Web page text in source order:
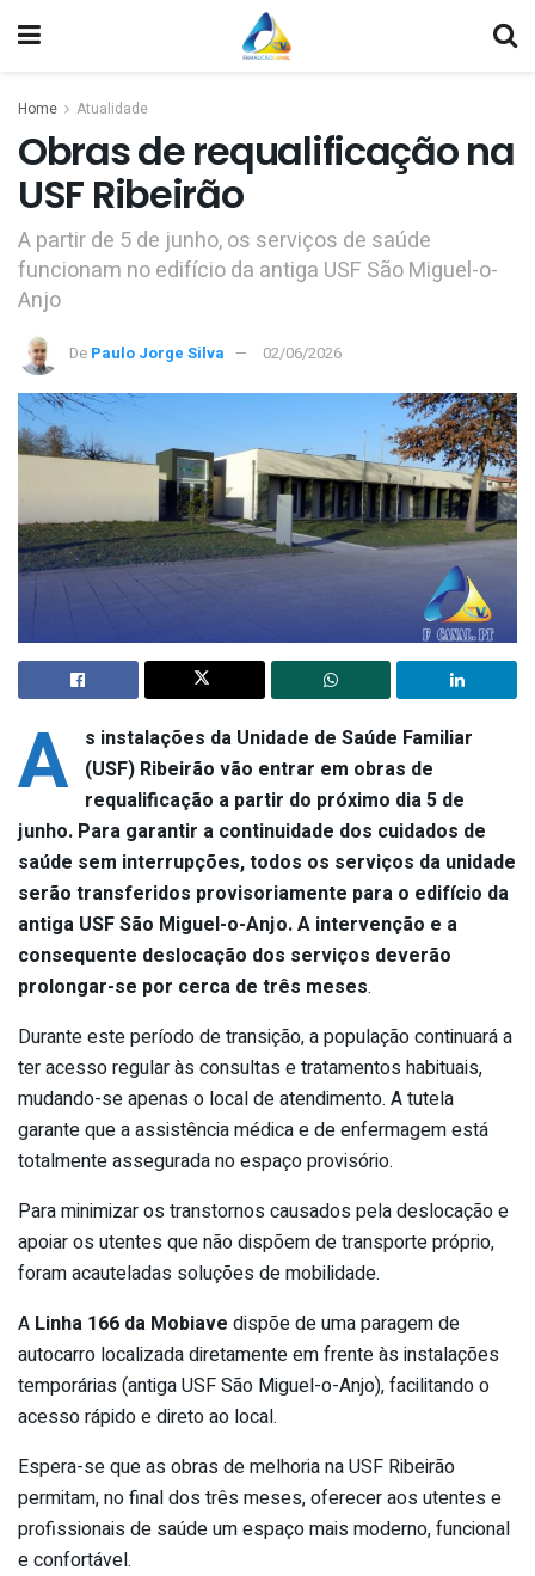
Home Atualidade
Obras de requalificação na
USF Ribeirão
A partir de 5 de junho, os serviços de saúde
funcionam no edifício da antiga USF São Miguel-o-
Anjo
De Paulo Jorge Silva 02/06/2026
A s instalações da Unidade de Saúde Familiar
(USF) Ribeirão vão entrar em obras de
requalificação a partir do próximo dia 5 de
junho. Para garantir a continuidade dos cuidados de
saúde sem interrupções, todos os serviços da unidade
serão transferidos provisoriamente para o edifício da
antiga USF São Miguel-o-Anjo. A intervenção e a
consequente deslocação dos serviços deverão
prolongar-se por cerca de três meses.
Durante este período de transição, a população continuará a
ter acesso regular às consultas e tratamentos habituais,
mudando-se apenas o local de atendimento. A tutela
garante que a assistência médica e de enfermagem está
totalmente assegurada no espaço provisório.
Para minimizar os transtornos causados pela deslocação e
apoiar os utentes que não dispõem de transporte próprio,
foram acauteladas soluções de mobilidade.
A Linha 166 da Mobiave dispõe de uma paragem de
autocarro localizada diretamente em frente às instalações
temporárias (antiga USF São Miguel-o-Anjo), facilitando o
acesso rápido e direto ao local.
Espera-se que as obras de melhoria na USF Ribeirão
permitam, no final dos três meses, oferecer aos utentes e
profissionais de saúde um espaço mais moderno, funcional
e confortável.